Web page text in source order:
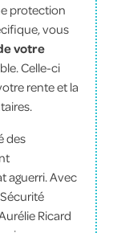
protection
vous
votre
Celle-ci
rente et la
des
aguerri. Avec
Ricard